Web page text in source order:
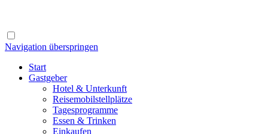
Navigation überspringen
Start
Gastgeber
Hotel & Unterkunft
Reisemobilstellplätze
Tagesprogramme
Essen & Trinken
Einkaufen